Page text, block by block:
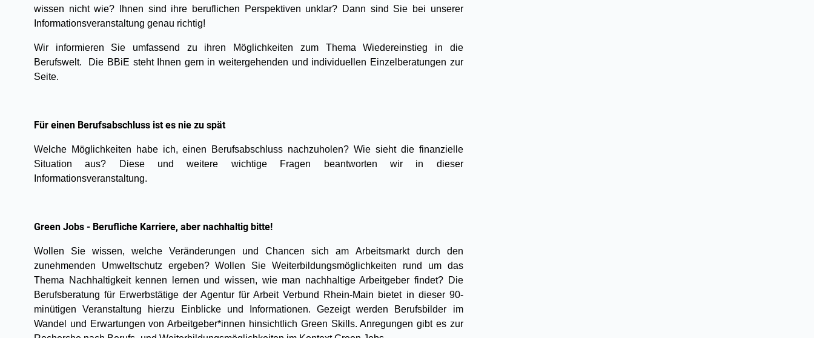
wissen nicht wie? Ihnen sind ihre beruflichen Perspektiven unklar? Dann sind Sie bei unserer
Informationsveranstaltung genau richtig!
Wir informieren Sie umfassend zu ihren Möglichkeiten zum Thema Wiedereinstieg in die
Berufswelt. Die BBiE steht Ihnen gern in weitergehenden und individuellen Einzelberatungen zur
Seite.
Für einen Berufsabschluss ist es nie zu spät
Welche Möglichkeiten habe ich, einen Berufsabschluss nachzuholen? Wie sieht die finanzielle
Situation aus? Diese und weitere wichtige Fragen beantworten wir in dieser
Informationsveranstaltung.
Green Jobs - Berufliche Karriere, aber nachhaltig bitte!
Wollen Sie wissen, welche Veränderungen und Chancen sich am Arbeitsmarkt durch den
zunehmenden Umweltschutz ergeben? Wollen Sie Weiterbildungsmöglichkeiten rund um das
Thema Nachhaltigkeit kennen lernen und wissen, wie man nachhaltige Arbeitgeber findet? Die
Berufsberatung für Erwerbstätige der Agentur für Arbeit Verbund Rhein-Main bietet in dieser 90-
minütigen Veranstaltung hierzu Einblicke und Informationen. Gezeigt werden Berufsbilder im
Wandel und Erwartungen von Arbeitgeber*innen hinsichtlich Green Skills. Anregungen gibt es zur